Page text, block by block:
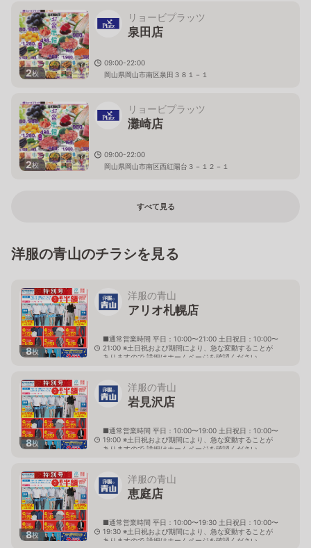
2枚
リョービプラッツ
泉田店
09:00-22:00
岡山県岡山市南区泉田３８１－１
2枚
リョービプラッツ
灘崎店
09:00-22:00
岡山県岡山市南区西紅陽台３－１２－１
すべて見る
洋服の青山のチラシを見る
8枚
洋服の青山
アリオ札幌店
■通常営業時間 平日：10:00〜21:00 土日祝日：10:00〜
21:00 ※土日祝および期間により、急な変動することが
ありますので 詳細はホームページを確認ください
8枚
洋服の青山
岩見沢店
■通常営業時間 平日：10:00〜19:00 土日祝日：10:00〜
19:00 ※土日祝および期間により、急な変動することが
ありますので 詳細はホームページを確認ください
8枚
洋服の青山
恵庭店
■通常営業時間 平日：10:00〜19:30 土日祝日：10:00〜
19:30 ※土日祝および期間により、急な変動することが
ありますので 詳細はホームページを確認ください